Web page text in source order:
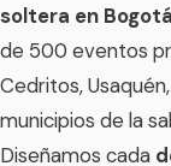
soltera en Bogotá
de 500 eventos
Cedritos,
municipios de la
Diseñamos cada